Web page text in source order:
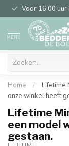
Voor 16:00 uur
MENU
Home /
Lifetime
onze winkel heeft
Lifetime
een model
gestaan.